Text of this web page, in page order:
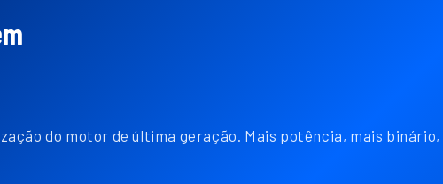
do motor de última geração. Mais potência, mais binário,